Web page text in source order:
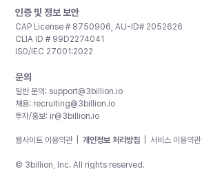
인증 및 정보 보안
CAP License # 8750906, AU-ID# 2052626
CLIA ID # 99D2274041
ISO/IEC 27001:2022
문의
일반 문의: support@3billion.io
채용: recruiting@3billion.io
투자/홍보: ir@3billion.io
웹사이트 이용약관 개인정보 처리방침 서비스 이용약관
© 3billion, Inc. All rights reserved.